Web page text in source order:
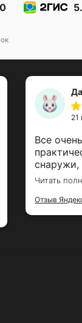
21
Все
снаружи,
запахов.
все
Читать
Отзыв